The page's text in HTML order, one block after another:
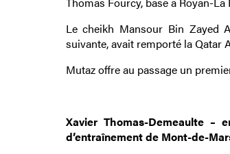
Le cheikh Mansour Bin Zayed
suivante, avait remporté la Qatar
Mutaz offre au passage un
Xavier Thomas-Demeaulte
d’entraînement de Mont-de-